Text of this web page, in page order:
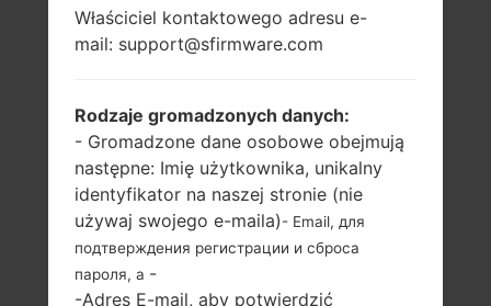
Właściciel kontaktowego adresu e-
mail: support@sfirmware.com
Rodzaje gromadzonych danych:
- Gromadzone dane osobowe obejmują
następne: Imię użytkownika, unikalny
identyfikator na naszej stronie (nie
używaj swojego e-maila)- Email, для
подтверждения регистрации и сброса
пароля, а -
-Adres E-mail, aby potwierdzić